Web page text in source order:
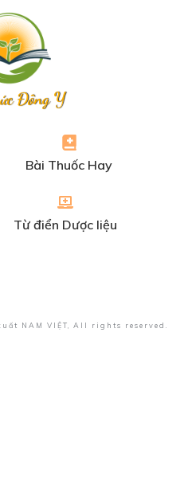
Đông Y
Bài Thuốc Hay
Từ điển Dược liệu
NAM VIỆT , All rights reserved.